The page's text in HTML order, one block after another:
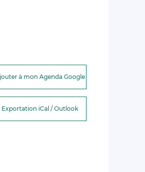
à mon Agenda Google
Exportation iCal / Outlook